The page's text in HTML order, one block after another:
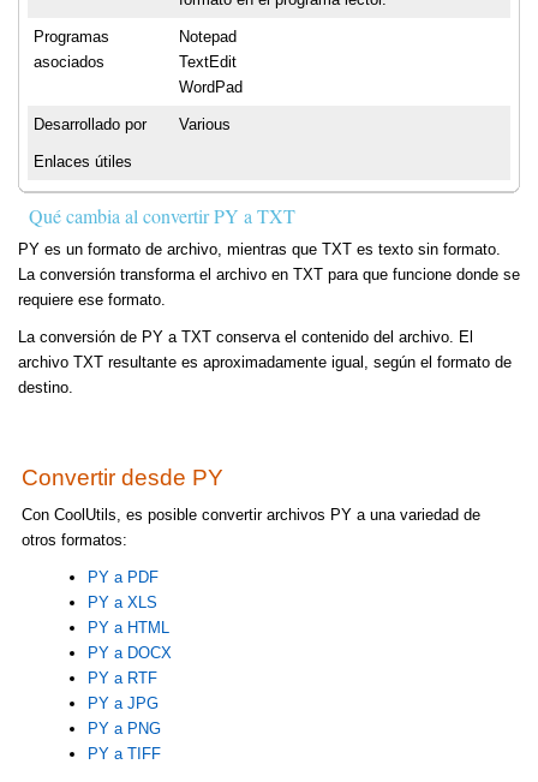
Programas
asociados
Notepad
TextEdit
WordPad
Desarrollado por Various
Enlaces útiles
Qué cambia al convertir PY a TXT
PY es un formato de archivo, mientras que TXT es texto sin formato.
La conversión transforma el archivo en TXT para que funcione donde se
requiere ese formato.
La conversión de PY a TXT conserva el contenido del archivo. El
archivo TXT resultante es aproximadamente igual, según el formato de
destino.
Convertir desde PY
Con CoolUtils, es posible convertir archivos PY a una variedad de
otros formatos:
PY a PDF
PY a XLS
PY a HTML
PY a DOCX
PY a RTF
PY a JPG
PY a PNG
PY a TIFF